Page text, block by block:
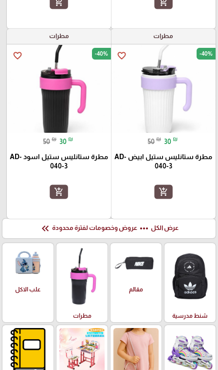
add_shopping_cart
add_shopping_cart
مطرات
favorite_border -40%
50 ₪ 30 ₪
مطرة ستانليس ستيل ابيض AD-
040-3
add_shopping_cart
مطرات
favorite_border -40%
50 ₪ 30 ₪
مطرة ستانليس ستيل اسود AD-
040-3
add_shopping_cart
عرض الكل more_horiz عروض وخصومات لفترة محدودة keyboard_double_arrow_left
شنط مدرسية
مقالم
مطرات
علب الاكل